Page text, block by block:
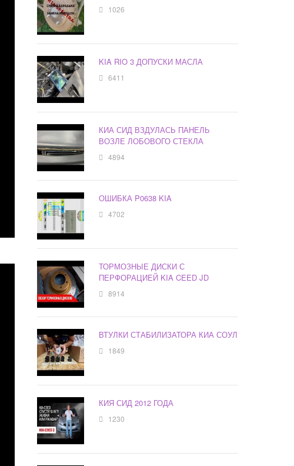
1026
KIA RIO 3 ДОПУСКИ МАСЛА
6411
КИА СИД ВЗДУЛАСЬ ПАНЕЛЬ
ВОЗЛЕ ЛОБОВОГО СТЕКЛА
4894
ОШИБКА P0638 KIA
4702
ТОРМОЗНЫЕ ДИСКИ С
ПЕРФОРАЦИЕЙ KIA CEED JD
8914
ВТУЛКИ СТАБИЛИЗАТОРА КИА СОУЛ
1849
КИЯ СИД 2012 ГОДА
1230